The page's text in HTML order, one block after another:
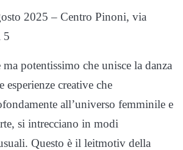
2025 – Centro Pinoni, via
5
potentissimo che unisce la danza
esperienze creative che
all’universo femminile e
si intrecciano in modi
Questo è il leitmotiv della